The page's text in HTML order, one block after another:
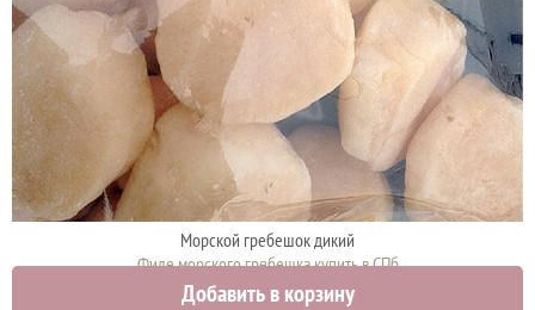
Морской гребешок дикий
Филе морского гребешка купить в СПб
2790 руб.
Добавить в корзину